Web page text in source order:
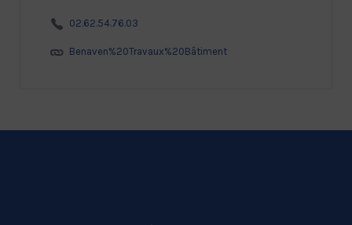
02.62.54.76.03
Benaven%20Travaux%20Bâtiment